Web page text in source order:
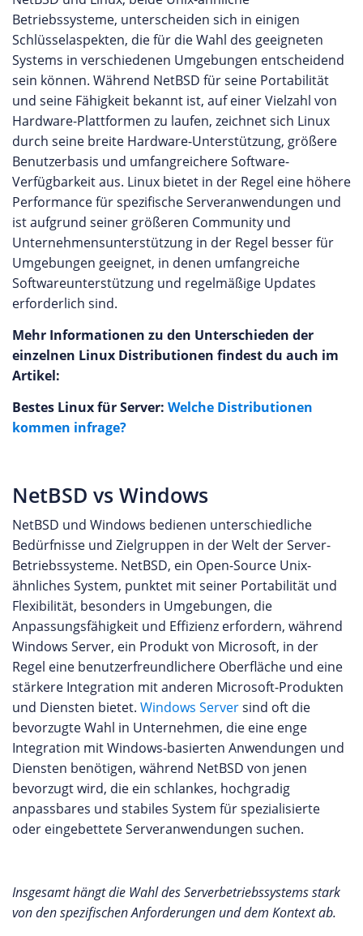
Betriebssysteme, unterscheiden sich in einigen
Schlüsselaspekten, die für die Wahl des geeigneten
Systems in verschiedenen Umgebungen entscheidend
sein können. Während NetBSD für seine Portabilität
und seine Fähigkeit bekannt ist, auf einer Vielzahl von
Hardware-Plattformen zu laufen, zeichnet sich Linux
durch seine breite Hardware-Unterstützung, größere
Benutzerbasis und umfangreichere Software-
Verfügbarkeit aus. Linux bietet in der Regel eine höhere
Performance für spezifische Serveranwendungen und
ist aufgrund seiner größeren Community und
Unternehmensunterstützung in der Regel besser für
Umgebungen geeignet, in denen umfangreiche
Softwareunterstützung und regelmäßige Updates
erforderlich sind.
Mehr Informationen zu den Unterschieden der
einzelnen Linux Distributionen findest du auch im
Artikel:
Bestes Linux für Server: Welche Distributionen
kommen infrage?
NetBSD vs Windows
NetBSD und Windows bedienen unterschiedliche
Bedürfnisse und Zielgruppen in der Welt der Server-
Betriebssysteme. NetBSD, ein Open-Source Unix-
ähnliches System, punktet mit seiner Portabilität und
Flexibilität, besonders in Umgebungen, die
Anpassungsfähigkeit und Effizienz erfordern, während
Windows Server, ein Produkt von Microsoft, in der
Regel eine benutzerfreundlichere Oberfläche und eine
stärkere Integration mit anderen Microsoft-Produkten
und Diensten bietet. Windows Serversind oft die
bevorzugte Wahl in Unternehmen, die eine enge
Integration mit Windows-basierten Anwendungen und
Diensten benötigen, während NetBSD von jenen
bevorzugt wird, die ein schlankes, hochgradig
anpassbares und stabiles System für spezialisierte
oder eingebettete Serveranwendungen suchen.
Insgesamt hängt die Wahl des Serverbetriebssystems stark
von den spezifischen Anforderungen und dem Kontext ab.